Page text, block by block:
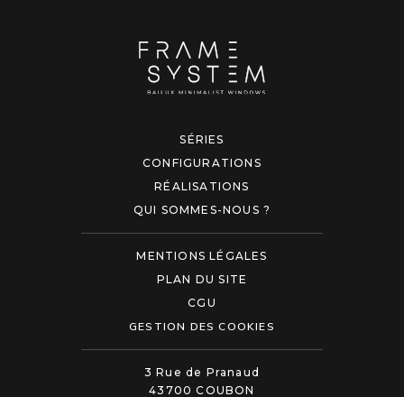
SÉRIES
CONFIGURATIONS
RÉALISATIONS
QUI SOMMES-NOUS ?
MENTIONS LÉGALES
PLAN DU SITE
CGU
GESTION DES COOKIES
3 Rue de Pranaud
43700 COUBON